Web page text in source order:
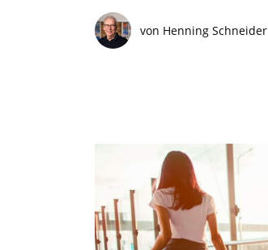
von Henning Schneider